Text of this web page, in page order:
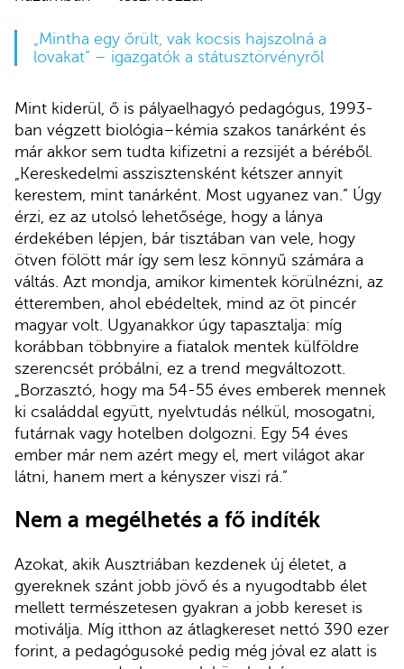
„Mintha egy őrült, vak kocsis hajszolná a
lovakat” – igazgatók a státusztörvényről
Mint kiderül, ő is pályaelhagyó pedagógus, 1993-
ban végzett biológia–kémia szakos tanárként és
már akkor sem tudta kifizetni a rezsijét a béréből.
„Kereskedelmi asszisztensként kétszer annyit
kerestem, mint tanárként. Most ugyanez van.” Úgy
érzi, ez az utolsó lehetősége, hogy a lánya
érdekében lépjen, bár tisztában van vele, hogy
ötven fölött már így sem lesz könnyű számára a
váltás. Azt mondja, amikor kimentek körülnézni, az
étteremben, ahol ebédeltek, mind az öt pincér
magyar volt. Ugyanakkor úgy tapasztalja: míg
korábban többnyire a fiatalok mentek külföldre
szerencsét próbálni, ez a trend megváltozott.
„Borzasztó, hogy ma 54-55 éves emberek mennek
ki családdal együtt, nyelvtudás nélkül, mosogatni,
futárnak vagy hotelben dolgozni. Egy 54 éves
ember már nem azért megy el, mert világot akar
látni, hanem mert a kényszer viszi rá.”
Nem a megélhetés a fő indíték
Azokat, akik Ausztriában kezdenek új életet, a
gyereknek szánt jobb jövő és a nyugodtabb élet
mellett természetesen gyakran a jobb kereset is
motiválja. Míg itthon az átlagkereset nettó 390 ezer
forint, a pedagógusoké pedig még jóval ez alatt is